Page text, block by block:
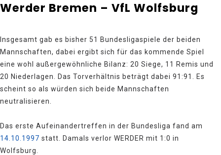
Werder Bremen – VfL Wolfsburg
Insgesamt gab es bisher 51 Bundesligaspiele der beiden
Mannschaften, dabei ergibt sich für das kommende Spiel
eine wohl außergewöhnliche Bilanz: 20 Siege, 11 Remis und
20 Niederlagen. Das Torverhältnis beträgt dabei 91:91. Es
scheint so als würden sich beide Mannschaften
neutralisieren.
Das erste Aufeinandertreffen in der Bundesliga fand am
14.10.1997 statt. Damals verlor WERDER mit 1:0 in
Wolfsburg.